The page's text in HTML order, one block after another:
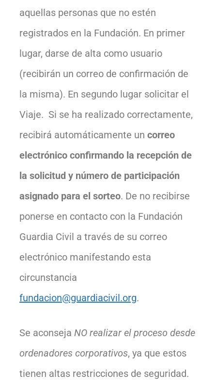
aquellas personas que no estén
registrados en la Fundación. En primer
lugar, darse de alta como usuario
(recibirán un correo de confirmación de
la misma). En segundo lugar solicitar el
Viaje. Si se ha realizado correctamente,
recibirá automáticamente un correo
electrónico confirmando la recepción de
la solicitud y número de participación
asignado para el sorteo. De no recibirse
ponerse en contacto con la Fundación
Guardia Civil a través de su correo
electrónico manifestando esta
circunstancia
fundacion@guardiacivil.org.
Se aconseja NO realizar el proceso desde
ordenadores corporativos, ya que estos
tienen altas restricciones de seguridad.